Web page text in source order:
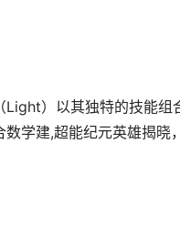
）以其独特的技能组
学建,超能纪元英雄揭晓